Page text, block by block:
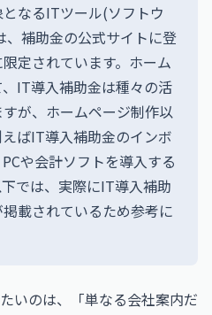
なるITツール(ソフトウ
、補助金の公式サイトに登
定されています。ホーム
IT導入補助金は種々の活
が、ホームページ制作以
ばIT導入補助金のインボ
や会計ソフトを導入する
では、実際にIT導入補助
載されているため参考に
いのは、「単なる会社案内だ